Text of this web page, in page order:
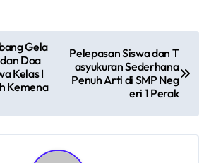
Gela
Doa
Kelas I
Kemena
Pelepasan Siswa dan T
asyukuran Sederhana
Penuh Arti di SMP Neg
eri 1 Perak